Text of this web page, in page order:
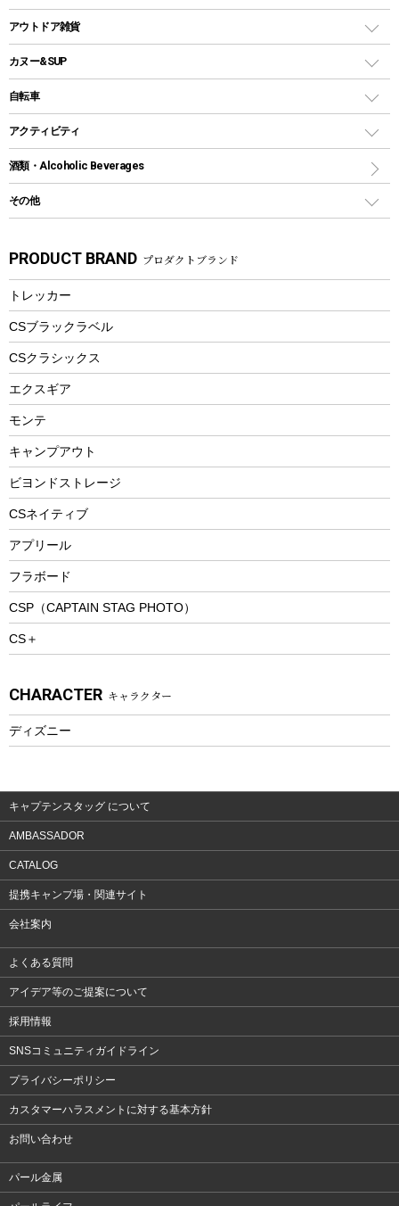
パラソル
テントアクセサリー
ペグ
ポール
グランドシート
ツール
ソロキャンプ用グリル
鉄板、アミ
焚き火台&ストーブ
火起こし
バーベキューツール
クッカーセット
シェラカップ
クッキングツール
ナイフ
カトラリー
マグカップ、カップ
ステンレスボトル
フードボトル
トレー
ランチョンマット
ランチボックス
コップ付きタイプ
ワンタッチタイプ
プラスチックボトル
ディズニーボトル
クーラーバッグ
ウォータージャグ
保冷剤
アウトドアキャリー
アウトドア雑貨
バックパック&バッグ
リュック、バックパック
トートバッグ、サコッシュ
ショッピングキャリー
その他アウトドア雑貨
スプレー関係
ツール、他
カヌー&SUP
インフレータブル
カヤック
パドル
ヘルメット
エアーポンプ
アクセサリー
自転車
折りたたみ自転車
スポーツサイクル
シティサイクル
自転車ウェア
アクティビティ
マリン
ラッシュガード
パラソル
フローティングベスト
エアーポンプ
ビーチテント
ウィンター
スノーシュー
防寒ウェア
トレッキング
トレッキングステッキ
トレッキングアクセサリー
プレイグッズ
ウェルネス
ウェア、タオル
ウェア
酒類・Alcoholic Beverages
その他
湯たんぽ
防災用品
PRODUCT BRAND プロダクトブランド
トレッカー
CSブラックラベル
CSクラシックス
エクスギア
モンテ
キャンプアウト
ビヨンドストレージ
CSネイティブ
アプリール
フラボード
CSP（CAPTAIN STAG PHOTO）
CS＋
CHARACTER キャラクター
ディズニー
キャプテンスタッグ について
AMBASSADOR
CATALOG
提携キャンプ場・関連サイト
会社案内
よくある質問
アイデア等のご提案について
採用情報
SNSコミュニティガイドライン
プライバシーポリシー
カスタマーハラスメントに対する基本方針
お問い合わせ
パール金属